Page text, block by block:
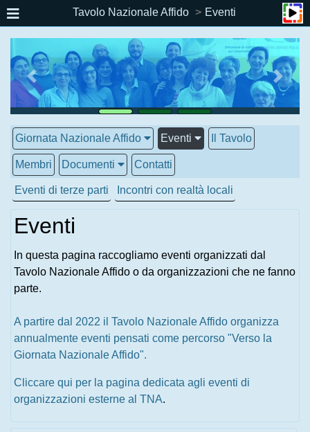
Tavolo Nazionale Affido Eventi
Giornata Nazionale Affido Eventi Il Tavolo
Membri Documenti Contatti
Eventi di terze parti Incontri con realtà locali
Eventi
In questa pagina raccogliamo eventi organizzati dal
Tavolo Nazionale Affido o da organizzazioni che ne fanno
parte.
A partire dal 2022 il Tavolo Nazionale Affido organizza
annualmente eventi pensati come percorso "Verso la
Giornata Nazionale Affido".
Cliccare qui per la pagina dedicata agli eventi di
organizzazioni esterne al TNA.